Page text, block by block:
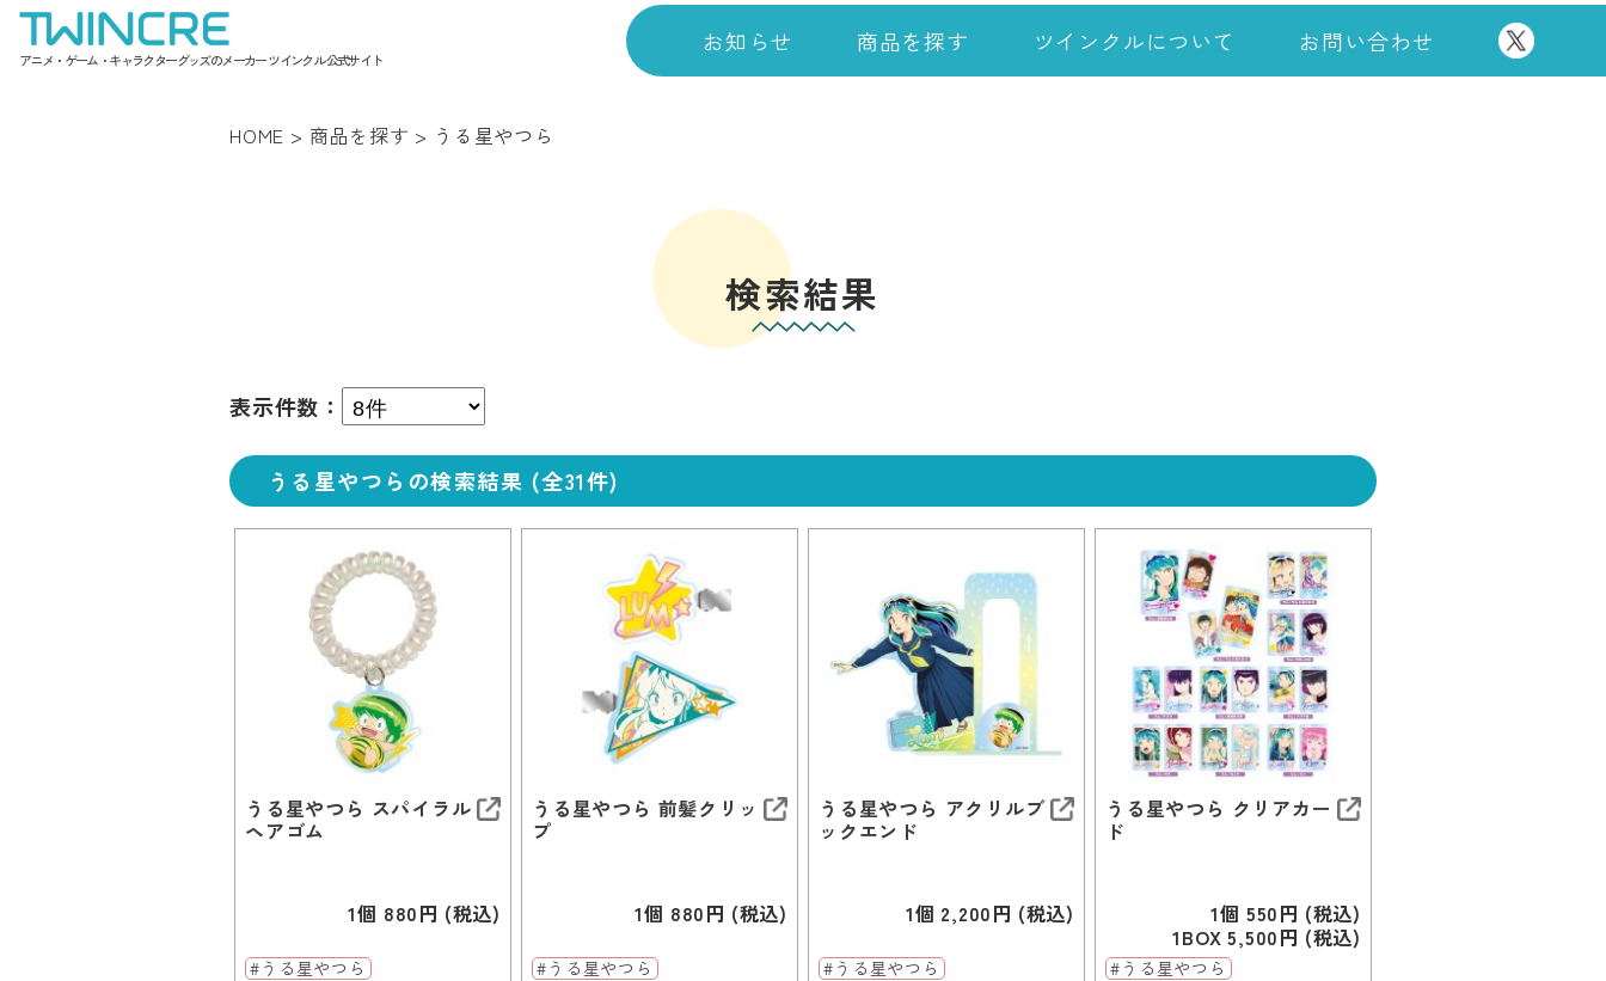
アニメ・ゲーム・キャラクターグッズのメーカー ツインクル 公式サイト
お知らせ 商品を探す ツインクルについて お問い合わせ
HOME > 商品を探す > うる星やつら
検索結果
表示件数：
うる星やつらの検索結果 (全31件)
うる星やつら スパイラル
ヘアゴム
1個 880円 (税込)
#うる星やつら
うる星やつら 前髪クリッ
プ
1個 880円 (税込)
#うる星やつら
うる星やつら アクリルブ
ックエンド
1個 2,200円 (税込)
#うる星やつら
うる星やつら クリアカー
ド
1個 550円 (税込)
1BOX 5,500円 (税込)
#うる星やつら